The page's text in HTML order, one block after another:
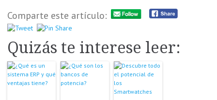
Comparte este artículo:
Quizás te interese leer: